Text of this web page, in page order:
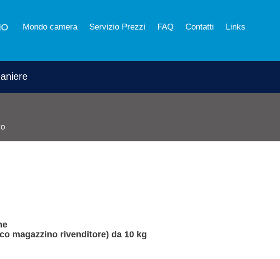
Mondo camera Servizio Prezzi FAQ Contatti Links
magazzino rivenditore) da 10 kg